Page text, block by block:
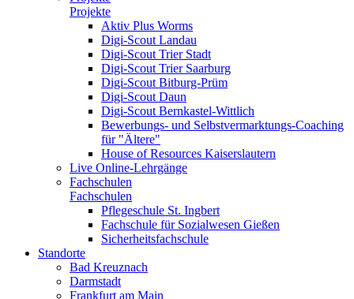
Projekte
Aktiv Plus Worms
Digi-Scout Landau
Digi-Scout Trier Stadt
Digi-Scout Trier Saarburg
Digi-Scout Bitburg-Prüm
Digi-Scout Daun
Digi-Scout Bernkastel-Wittlich
Bewerbungs- und Selbstvermarktungs-Coaching
für "Ältere"
House of Resources Kaiserslautern
Live Online-Lehrgänge
Fachschulen
Fachschulen
Pflegeschule St. Ingbert
Fachschule für Sozialwesen Gießen
Sicherheitsfachschule
Standorte
Bad Kreuznach
Darmstadt
Frankfurt am Main